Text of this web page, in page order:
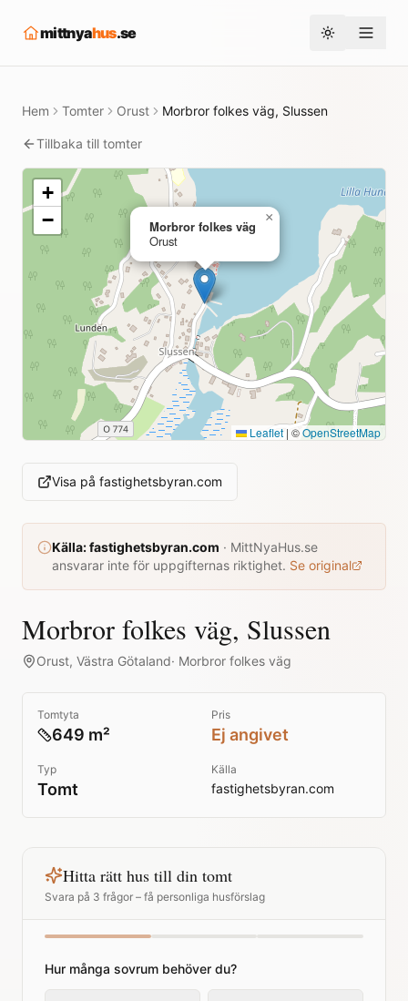
mittnyahus.se Toggle theme
Hem Tomter Orust Morbror folkes väg, Slussen
Tillbaka till tomter
Morbror folkes väg
Orust
×
+
−
Leaflet | ©OpenStreetMap
Visa på fastighetsbyran.com
Källa:fastighetsbyran.com · MittNyaHus.se
ansvarar inte för uppgifternas riktighet. Se original
Morbror folkes väg, Slussen
Orust, Västra Götaland· Morbror folkes väg
Tomtyta
649 m²
Pris
Ej angivet
Typ
Tomt
Källa
fastighetsbyran.com
Hitta rätt hus till din tomt
Svara på 3 frågor – få personliga husförslag
Hur många sovrum behöver du?